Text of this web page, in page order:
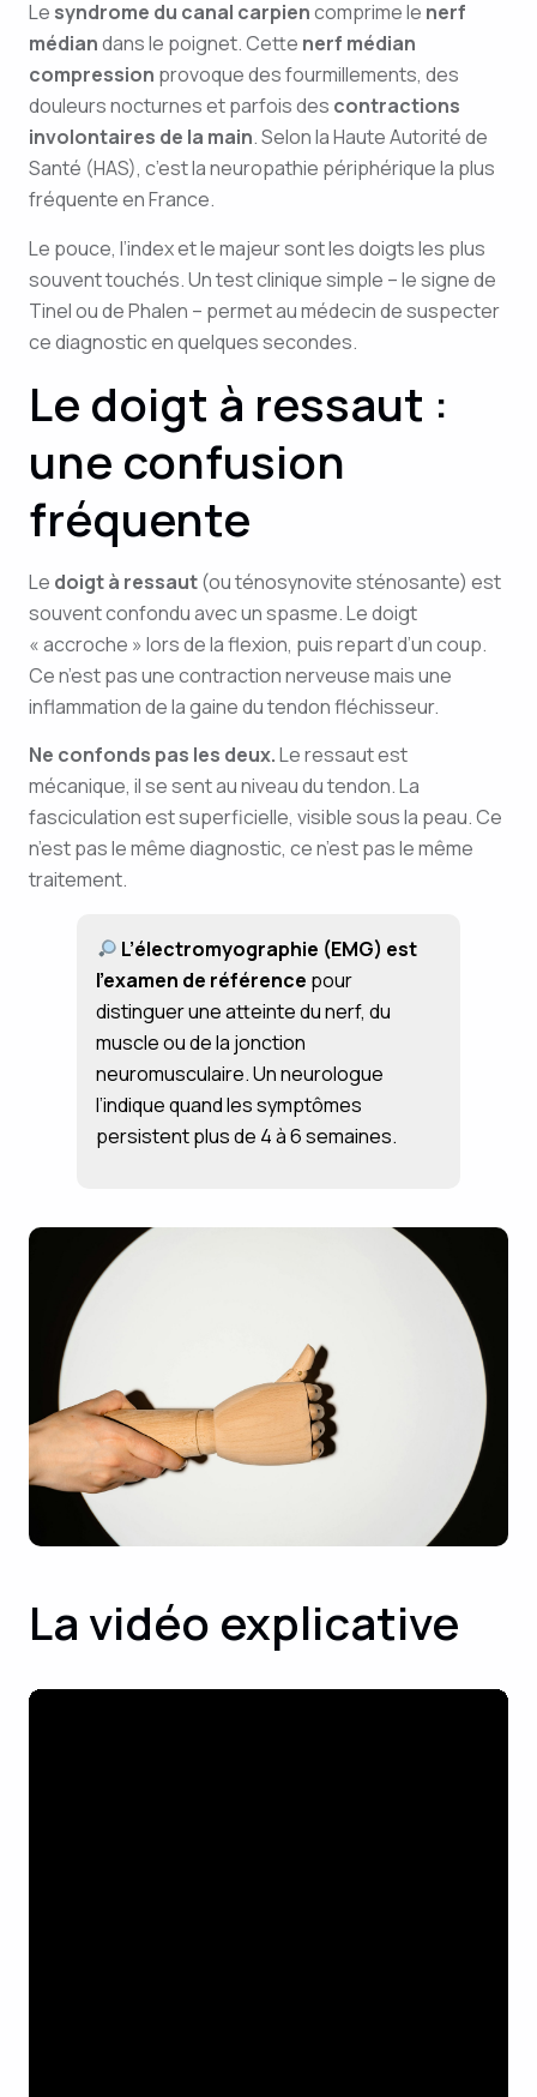
Le syndrome du canal carpiencomprime le nerf
médiandans le poignet. Cette nerf médian
compression provoque des fourmillements, des
douleurs nocturnes et parfois des contractions
involontaires de la main. Selon la Haute Autorité de
Santé (HAS), c’est la neuropathie périphérique la plus
fréquente en France.
Le pouce, l’index et le majeur sont les doigts les plus
souvent touchés. Un test clinique simple – le signe de
Tinel ou de Phalen – permet au médecin de suspecter
ce diagnostic en quelques secondes.
Le doigt à ressaut :
une confusion
fréquente
Le doigt à ressaut(ou ténosynovite sténosante) est
souvent confondu avec un spasme. Le doigt
« accroche » lors de la flexion, puis repart d’un coup.
Ce n’est pas une contraction nerveuse mais une
inflammation de la gaine du tendon fléchisseur.
Ne confonds pas les deux.Le ressaut est
mécanique, il se sent au niveau du tendon. La
fasciculation est superficielle, visible sous la peau. Ce
n’est pas le même diagnostic, ce n’est pas le même
traitement.
L’électromyographie (EMG) est
l’examen de référence pour
distinguer une atteinte du nerf, du
muscle ou de la jonction
neuromusculaire. Un neurologue
l’indique quand les symptômes
persistent plus de 4 à 6 semaines.
La vidéo explicative